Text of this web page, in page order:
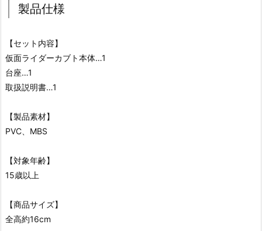
製品仕様
【セット内容】
仮面ライダーカブト本体…1
台座…1
取扱説明書…1
【製品素材】
PVC、MBS
【対象年齢】
15歳以上
【商品サイズ】
全高約16cm